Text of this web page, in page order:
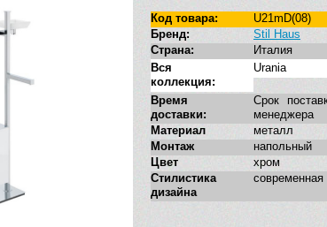
Код товара:
U21mD(08)
Бренд:
Stil Haus
Страна:
Италия
Вся
коллекция:
Urania
Время
доставки:
Срок
менеджера
Материал
металл
Монтаж
напольный
Цвет
хром
Стилистика
дизайна
современная